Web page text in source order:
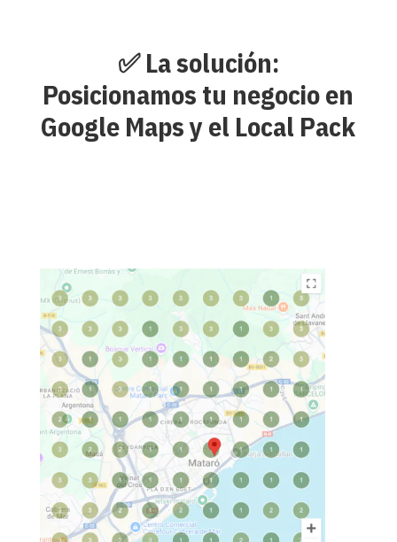
✅ La solución:
Posicionamos tu negocio en
Google Maps y el Local Pack